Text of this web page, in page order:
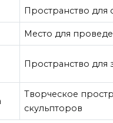
Пространство для
Место для
Пространство для
Творческое
скульпторов